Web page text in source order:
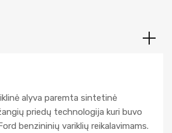
alyva paremta sintetinė
priedų technologija kuri buvo
benzininių variklių reikalavimams.